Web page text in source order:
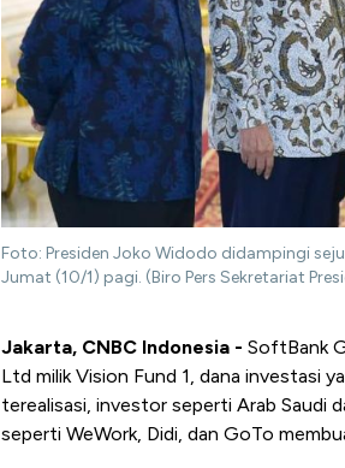
Foto: Presiden Joko Widodo didampingi
Jumat (10/1) pagi. (Biro Pers Sekretariat
Jakarta, CNBC Indonesia - SoftBank
Ltd milik Vision Fund 1, dana investasi
terealisasi, investor seperti Arab Saudi
seperti WeWork, Didi, dan GoTo